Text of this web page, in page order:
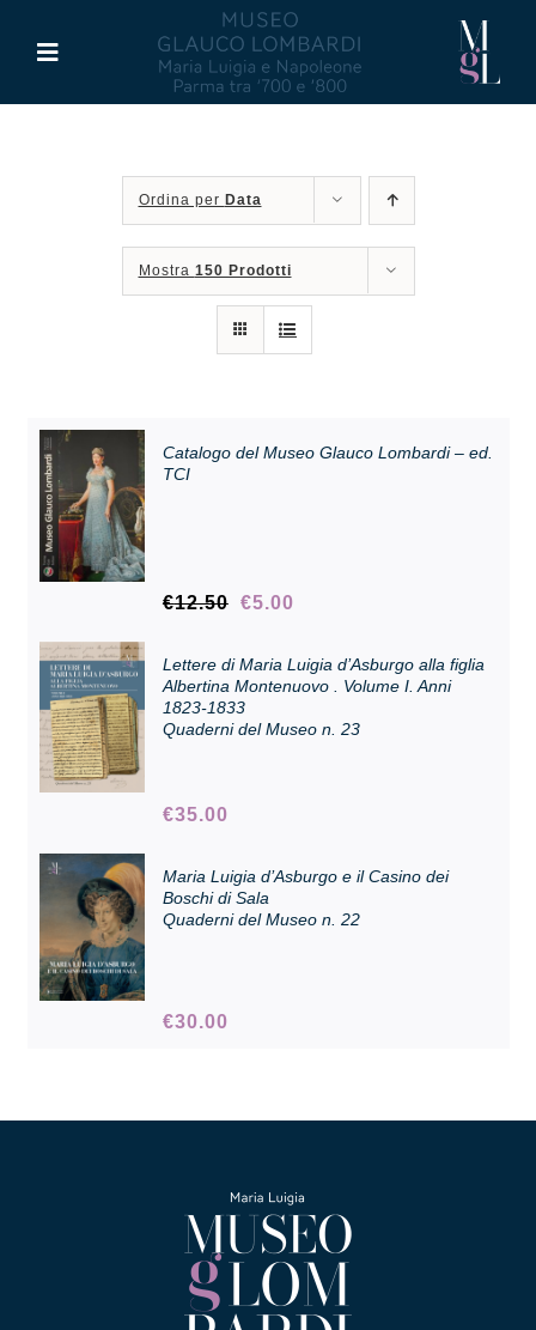
contenuto
Toggle
Maria Luigia d’Asburgo
Attività
Pubblicazioni
Contatti e biglietti
Accessibilità
Cerca
English
Ordina per Data
Mostra 150 Prodotti
Catalogo del Museo Glauco Lombardi – ed.
TCI
€12.50 Il
era:
€12.50.
€5.00Il
è:
Lettere di Maria Luigia d’Asburgo alla figlia
Albertina Montenuovo . Volume I. Anni
1823-1833
Quaderni del Museo n. 23
€35.00
Maria Luigia d’Asburgo e il Casino dei
Boschi di Sala
Quaderni del Museo n. 22
€30.00